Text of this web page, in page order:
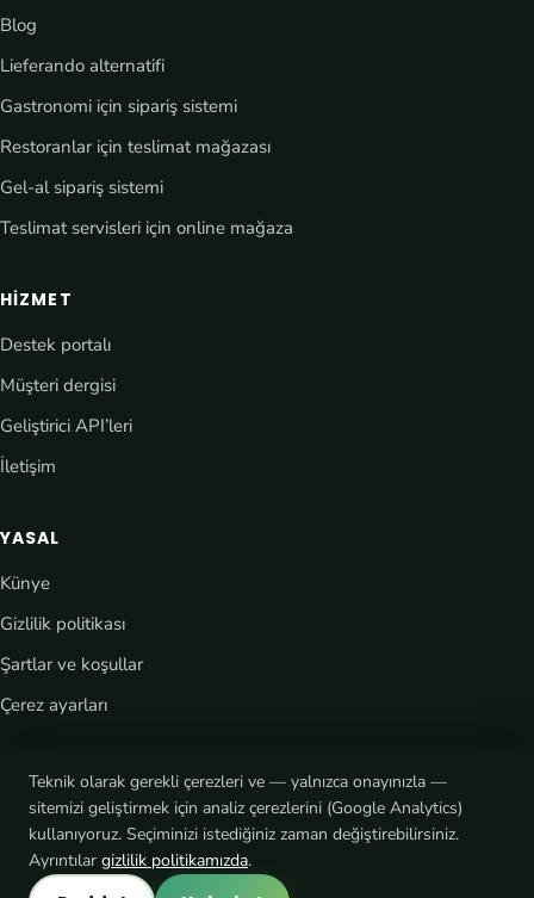
Blog
Lieferando alternatifi
Gastronomi için sipariş sistemi
Restoranlar için teslimat mağazası
Gel-al sipariş sistemi
Teslimat servisleri için online mağaza
HIZMET
Destek portalı
Müşteri dergisi
Geliştirici API’leri
İletişim
YASAL
Künye
Gizlilik politikası
Şartlar ve koşullar
Çerez ayarları
® eCaupo tescilli bir markadır · © 2026 Platform7 mediadesign
Teknik olarak gerekli çerezleri ve — yalnızca onayınızla —
sitemizi geliştirmek için analiz çerezlerini (Google Analytics)
kullanıyoruz. Seçiminizi istediğiniz zaman değiştirebilirsiniz.
Ayrıntılar gizlilik politikamızda.